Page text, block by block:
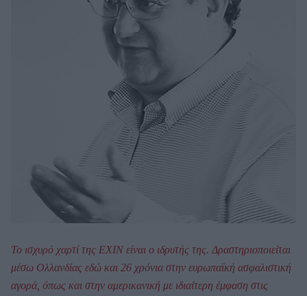
Το ισχυρό χαρτί της EXIN είναι ο ιδρυτής της. Δραστηριοποιείται
μέσω Ολλανδίας εδώ και 26 χρόνια στην ευρωπαϊκή ασφαλιστική
αγορά, όπως και στην αμερικανική με ιδιαίτερη έμφαση στις